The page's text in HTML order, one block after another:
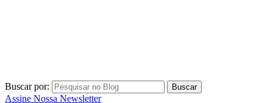
Buscar por:
Assine Nossa Newsletter